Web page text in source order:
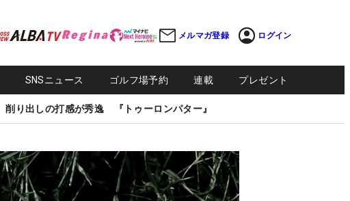
メルマガ登録 ログイン
SNSニュース ゴルフ場予約 連載 プレゼント
削り出しの打感が秀逸 『トゥーロンパター』